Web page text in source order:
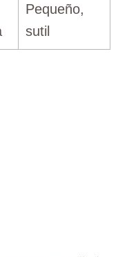
Pequeño,
sutil